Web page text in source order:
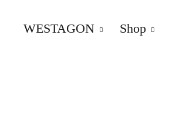
WESTAGON Shop
WESTAGON –